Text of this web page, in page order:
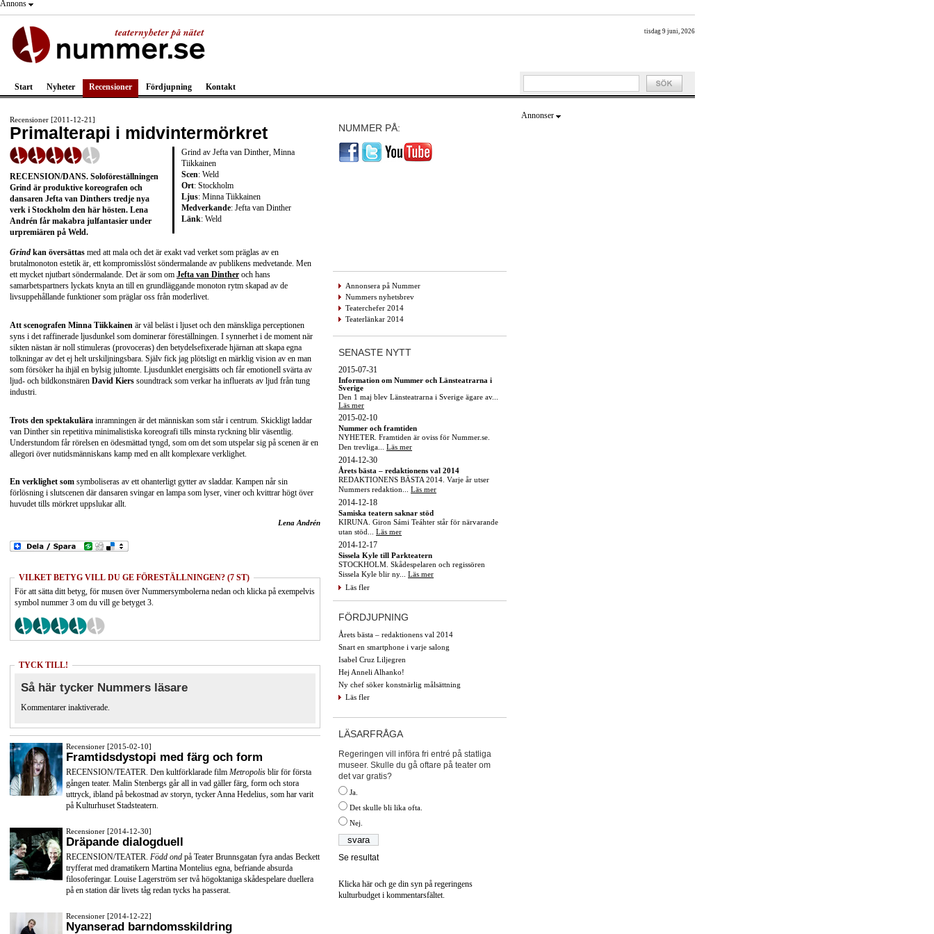
Annons
tisdag 9 juni, 2026
Start Nyheter Recensioner Fördjupning Kontakt
Recensioner [2011-12-21]
Primalterapi i midvintermörkret
Grind av Jefta van Dinther, Minna
Tiikkainen
Scen: Weld
Ort: Stockholm
Ljus: Minna Tiikkainen
Medverkande: Jefta van Dinther
Länk: Weld
RECENSION/DANS. Soloföreställningen
Grind är produktive koreografen och
dansaren Jefta van Dinthers tredje nya
verk i Stockholm den här hösten. Lena
Andrén får makabra julfantasier under
urpremiären på Weld.
Grind kan översättas med att mala och det är exakt vad verket som präglas av en
brutalmonoton estetik är, ett kompromisslöst söndermalande av publikens medvetande. Men
ett mycket njutbart söndermalande. Det är som om Jefta van Dinther och hans
samarbetspartners lyckats knyta an till en grundläggande monoton rytm skapad av de
livsuppehållande funktioner som präglar oss från moderlivet.
Att scenografen Minna Tiikkainen är väl beläst i ljuset och den mänskliga perceptionen
syns i det raffinerade ljusdunkel som dominerar föreställningen. I synnerhet i de moment när
sikten nästan är noll stimuleras (provoceras) den betydelsefixerade hjärnan att skapa egna
tolkningar av det ej helt urskiljningsbara. Själv fick jag plötsligt en märklig vision av en man
som försöker ha ihjäl en bylsig jultomte. Ljusdunklet energisätts och får emotionell svärta av
ljud- och bildkonstnären David Kiers soundtrack som verkar ha influerats av ljud från tung
industri.
Trots den spektakulära inramningen är det människan som står i centrum. Skickligt laddar
van Dinther sin repetitiva minimalistiska koreografi tills minsta ryckning blir väsentlig.
Understundom får rörelsen en ödesmättad tyngd, som om det som utspelar sig på scenen är en
allegori över nutidsmänniskans kamp med en allt komplexare verklighet.
En verklighet som symboliseras av ett ohanterligt gytter av sladdar. Kampen når sin
förlösning i slutscenen där dansaren svingar en lampa som lyser, viner och kvittrar högt över
huvudet tills mörkret uppslukar allt.
Lena Andrén
VILKET BETYG VILL DU GE FÖRESTÄLLNINGEN? (7 ST)
För att sätta ditt betyg, för musen över Nummersymbolerna nedan och klicka på exempelvis
symbol nummer 3 om du vill ge betyget 3.
TYCK TILL!
Så här tycker Nummers läsare
Kommentarer inaktiverade.
Recensioner [2015-02-10]
Framtidsdystopi med färg och form
RECENSION/TEATER. Den kultförklarade film Metropolis blir för första
gången teater. Malin Stenbergs går all in vad gäller färg, form och stora
uttryck, ibland på bekostnad av storyn, tycker Anna Hedelius, som har varit
på Kulturhuset Stadsteatern.
Recensioner [2014-12-30]
Dräpande dialogduell
RECENSION/TEATER. Född ond på Teater Brunnsgatan fyra andas Beckett
tryfferat med dramatikern Martina Montelius egna, befriande absurda
filosoferingar. Louise Lagerström ser två högoktaniga skådespelare duellera
på en station där livets tåg redan tycks ha passerat.
Recensioner [2014-12-22]
Nyanserad barndomsskildring
NUMMER PÅ:
Annonsera på Nummer
Nummers nyhetsbrev
Teaterchefer 2014
Teaterlänkar 2014
SENASTE NYTT
2015-07-31
Information om Nummer och Länsteatrarna i
Sverige
Den 1 maj blev Länsteatrarna i Sverige ägare av...
Läs mer
2015-02-10
Nummer och framtiden
NYHETER. Framtiden är oviss för Nummer.se.
Den trevliga... Läs mer
2014-12-30
Årets bästa – redaktionens val 2014
REDAKTIONENS BÄSTA 2014. Varje år utser
Nummers redaktion... Läs mer
2014-12-18
Samiska teatern saknar stöd
KIRUNA. Giron Sámi Teáhter står för närvarande
utan stöd... Läs mer
2014-12-17
Sissela Kyle till Parkteatern
STOCKHOLM. Skådespelaren och regissören
Sissela Kyle blir ny... Läs mer
Läs fler
FÖRDJUPNING
Årets bästa – redaktionens val 2014
Snart en smartphone i varje salong
Isabel Cruz Liljegren
Hej Anneli Alhanko!
Ny chef söker konstnärlig målsättning
Läs fler
LÄSARFRÅGA
Regeringen vill införa fri entré på statliga
museer. Skulle du gå oftare på teater om
det var gratis?
Ja.
Det skulle bli lika ofta.
Nej.
Se resultat
Klicka här och ge din syn på regeringens
kulturbudget i kommentarsfältet.
Annonser